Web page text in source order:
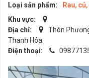
Loại sản phẩm:
Rau,
Khu vực:
Địa chỉ:
Thôn
Thanh Hóa
Điện thoại: